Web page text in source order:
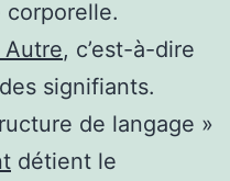
Autre, c’est-à-dire
signifiants.
de langage »
détient le